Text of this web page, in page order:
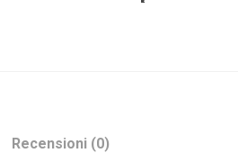
Recensioni (0)